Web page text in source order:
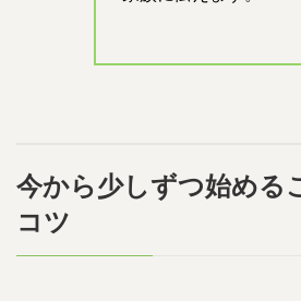
今から少しずつ始める
コツ